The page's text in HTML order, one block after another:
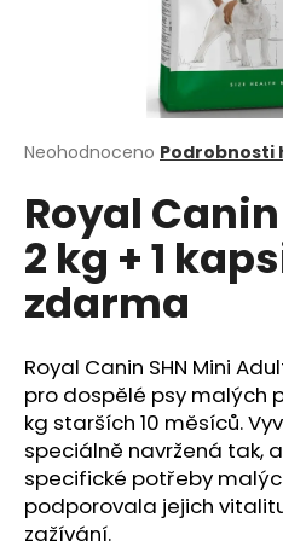
Průměrné
produktu
je
0,0
z
5
hvězdiček.
Neohodnoceno Podrobnosti
Royal
2 kg + 1
zdarma
Royal Canin SHN Mini
pro dospělé psy malých
kg starších 10 měsíců.
speciálně navržená tak,
specifické potřeby
podporovala jejich
zažívání.
?
HLEDAT
D
o
p
o
r
u